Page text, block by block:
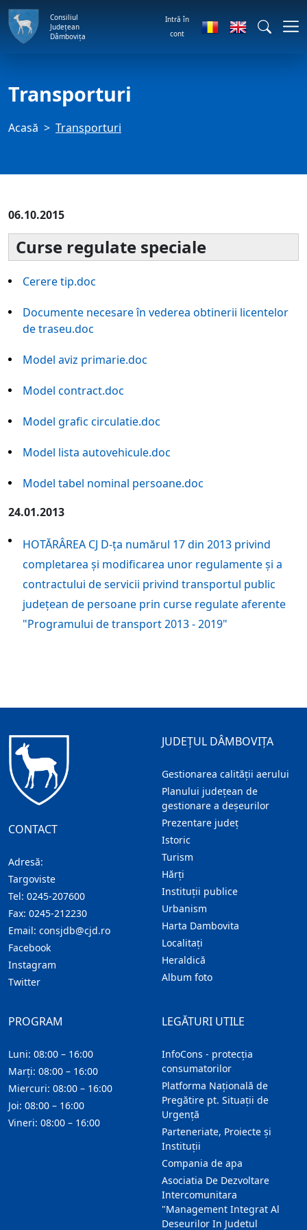
Consiliul
Județean
Dâmbovița
Intră în
cont
Transporturi
Acasă Transporturi
06.10.2015
Curse regulate speciale
Cerere tip.doc
Documente necesare în vederea obtinerii licentelor
de traseu.doc
Model aviz primarie.doc
Model contract.doc
Model grafic circulatie.doc
Model lista autovehicule.doc
Model tabel nominal persoane.doc
24.01.2013
HOTĂRÂREA CJ D-ța numărul 17 din 2013 privind
completarea și modificarea unor regulamente și a
contractului de servicii privind transportul public
județean de persoane prin curse regulate aferente
"Programului de transport 2013 - 2019"
CONTACT
Adresă:
Targoviste
Tel: 0245-207600
Fax: 0245-212230
Email: consjdb@cjd.ro
Facebook
Instagram
Twitter
JUDEȚUL DÂMBOVIȚA
Gestionarea calității aerului
Planului județean de
gestionare a deșeurilor
Prezentare judeţ
Istoric
Turism
Hărţi
Instituţii publice
Urbanism
Harta Dambovita
Localitaţi
Heraldică
Album foto
LEGĂTURI UTILE
InfoCons - protecția
consumatorilor
Platforma Națională de
Pregătire pt. Situații de
Urgență
Parteneriate, Proiecte și
Instituții
Compania de apa
Asociatia De Dezvoltare
Intercomunitara
"Management Integrat Al
Deseurilor In Judetul
PROGRAM
Luni: 08:00 – 16:00
Marți: 08:00 – 16:00
Miercuri: 08:00 – 16:00
Joi: 08:00 – 16:00
Vineri: 08:00 – 16:00